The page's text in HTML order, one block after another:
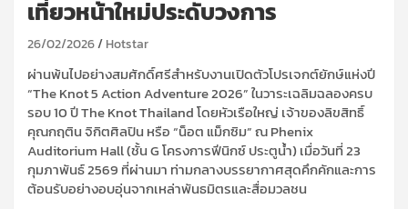
เที่ยวหน้าใหม่ประดับวงการ
26/02/2026 Hotstar
ผ่านพ้นไปอย่างสมศักดิ์ศรีสำหรับงานเปิดตัวโปรเจกต์ยักษ์แห่งปี
“The Knot 5 Action Adventure 2026” ในวาระเฉลิมฉลองครบ
รอบ 10 ปี The Knot Thailand โดยหัวเรือใหญ่ เจ้าของลิขสิทธิ์
คุณกฤติน จิกิตศิลปิน หรือ “น็อต แม็กซิม” ณ Phenix
Auditorium Hall (ชั้น G โครงการฟีนิกซ์ ประตูน้ำ) เมื่อวันที่ 23
กุมภาพันธ์ 2569 ที่ผ่านมา ท่ามกลางบรรยากาศสุดคึกคักและการ
ต้อนรับอย่างอบอุ่นจากเหล่าพันธมิตรและสื่อมวลชน